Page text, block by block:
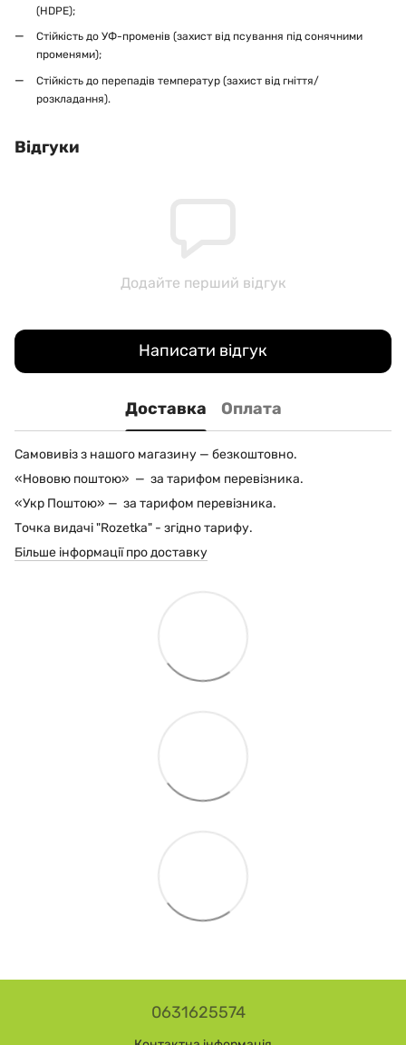
(HDPE);
Стійкість до УФ-променів (захист від псування під сонячними
променями);
Стійкість до перепадів температур (захист від гніття/
розкладання).
Відгуки
Додайте перший відгук
Написати відгук
Доставка Оплата
Самовивіз з нашого магазину — безкоштовно.
«Нововю поштою» — за тарифом перевізника.
«Укр Поштою» — за тарифом перевізника.
Точка видачі "Rozetka" - згідно тарифу.
Більше інформації про доставку
0631625574